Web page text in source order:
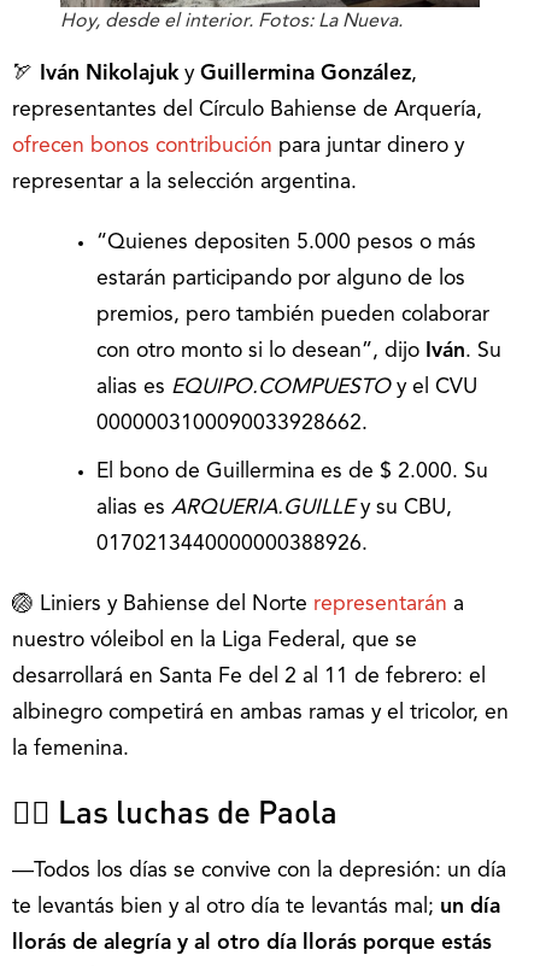
Hoy, desde el interior. Fotos: La Nueva.
🏹 Iván Nikolajuky Guillermina González,
representantes del Círculo Bahiense de Arquería,
ofrecen bonos contribución para juntar dinero y
representar a la selección argentina.
“Quienes depositen 5.000 pesos o más
estarán participando por alguno de los
premios, pero también pueden colaborar
con otro monto si lo desean”, dijo Iván. Su
alias es EQUIPO.COMPUESTO y el CVU
0000003100090033928662.
El bono de Guillermina es de $ 2.000. Su
alias es ARQUERIA.GUILLE y su CBU,
0170213440000000388926.
🏐 Liniers y Bahiense del Norte representarán a
nuestro vóleibol en la Liga Federal, que se
desarrollará en Santa Fe del 2 al 11 de febrero: el
albinegro competirá en ambas ramas y el tricolor, en
la femenina.
🙋‍♀️ Las luchas de Paola
―Todos los días se convive con la depresión: un día
te levantás bien y al otro día te levantás mal; un día
llorás de alegría y al otro día llorás porque estás